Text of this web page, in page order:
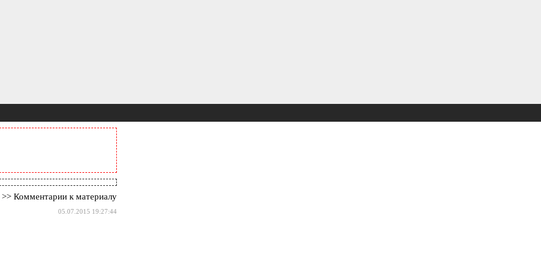
>> Комментарии к материалу
05.07.2015 19:27:44